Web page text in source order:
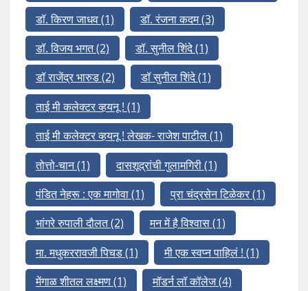
डॉ. किरण जाधव(1) डॉ. रंजना कदम(3)
डॉ. विजय भगत(2) डॉ. सुनील शिंदे(1)
डॉ राजेंद्र भारुड(2) डॉ सुनील शिंदे(1)
ताई मी कलेक्टर व्हयनू ! (1)
ताई मी कलेक्टर व्हयनू ! लेखक- राजेश पाटील(1)
तोत्तो-चान(1) दासशूद्रांची गुलामगिरी(1)
पंडित नेहरू : एक मागोवा(1) प्रा चंद्रसेन टिळेकर(1)
भांगरे रुपाली दौलत(2) मन में है विश्वास(1)
मा. मधुकररावजी पिचड(1) मी एक स्वप्न पाहिलं ! (1)
मेंगाळ शीतल लक्ष्मण(1) मॉडर्न लॉ कॉलेज(4)